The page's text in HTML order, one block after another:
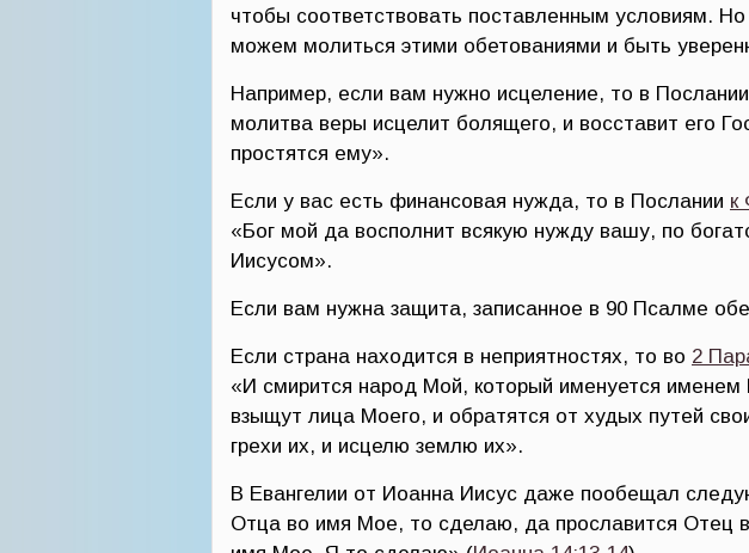
чтобы соответствовать поставленным условиям.
можем молиться этими обетованиями и быть
Например, если вам нужно исцеление, то в Послании
молитва веры исцелит болящего, и восставит его
простятся ему».
Если у вас есть финансовая нужда, то в Послании к
«Бог мой да восполнит всякую нужду вашу, по
Иисусом».
Если вам нужна защита, записанное в 90 Псалме
Если страна находится в неприятностях, то во 2
«И смирится народ Мой, который именуется
взыщут лица Моего, и обратятся от худых путей
грехи их, и исцелю землю их».
В Евангелии от Иоанна Иисус даже пообещал
Отца во имя Мое, то сделаю, да прославится Отец